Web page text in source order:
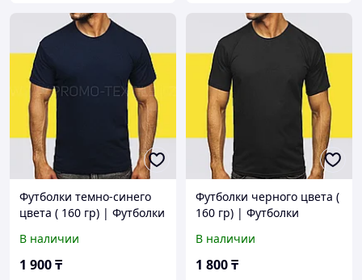
Футболки темно-синего
цвета ( 160 гр) | Футболки
цвета
В наличии
1 900₸
Футболки черного цвета (
160 гр) | Футболки
цвета
В наличии
1 800₸